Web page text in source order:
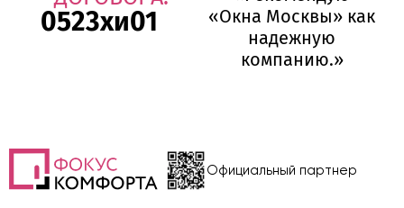
0523хи01
«Окна Москвы» как
надежную
компанию.»
Официальный партнер